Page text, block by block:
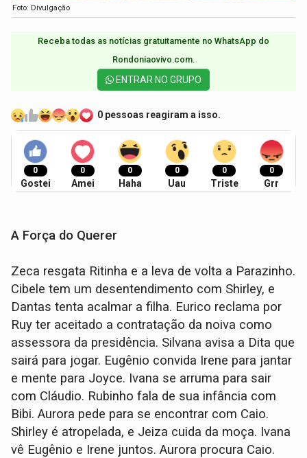
Foto: Divulgação
Receba todas as notícias gratuitamente no WhatsApp do
Rondoniaovivo.com.​
ENTRAR NO GRUPO
0 pessoas reagiram a isso.
0
Gostei
0
Amei
0
Haha
0
Uau
0
Triste
0
Grr
A Força do Querer
Zeca resgata Ritinha e a leva de volta a Parazinho.
Cibele tem um desentendimento com Shirley, e
Dantas tenta acalmar a filha. Eurico reclama por
Ruy ter aceitado a contratação da noiva como
assessora da presidência. Silvana avisa a Dita que
sairá para jogar. Eugênio convida Irene para jantar
e mente para Joyce. Ivana se arruma para sair
com Cláudio. Rubinho fala de sua infância com
Bibi. Aurora pede para se encontrar com Caio.
Shirley é atropelada, e Jeiza cuida da moça. Ivana
vê Eugênio e Irene juntos. Aurora procura Caio.